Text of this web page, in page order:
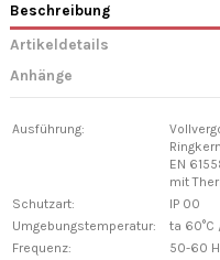
Beschreibung
Artikeldetails
Anhänge
Ausführung:
EN
mit
Schutzart:
IP 00
Umgebungstemperatur:
ta 60°C
Frequenz:
50-60